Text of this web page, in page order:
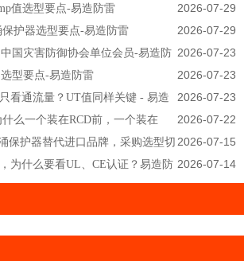
2026-07-29
值选型要点-易造防雷
2026-07-29
护器选型要点-易造防雷
2026-07-23
国灾害防御协会单位会员-易造防
2026-07-23
型要点-易造防雷
2026-07-23
看通流量？UT值同样关键 - 易造
2026-07-22
么一个装在RCD前，一个装在
2026-07-15
保护器替代进口品牌，采购选型切
防雷
2026-07-14
为什么要看UL、CE认证？易造防